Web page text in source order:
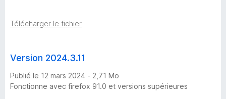
Télécharger le fichier
Version 2024.3.11
Publié le 12 mars 2024 - 2,71 Mo
Fonctionne avec firefox 91.0 et versions supérieures